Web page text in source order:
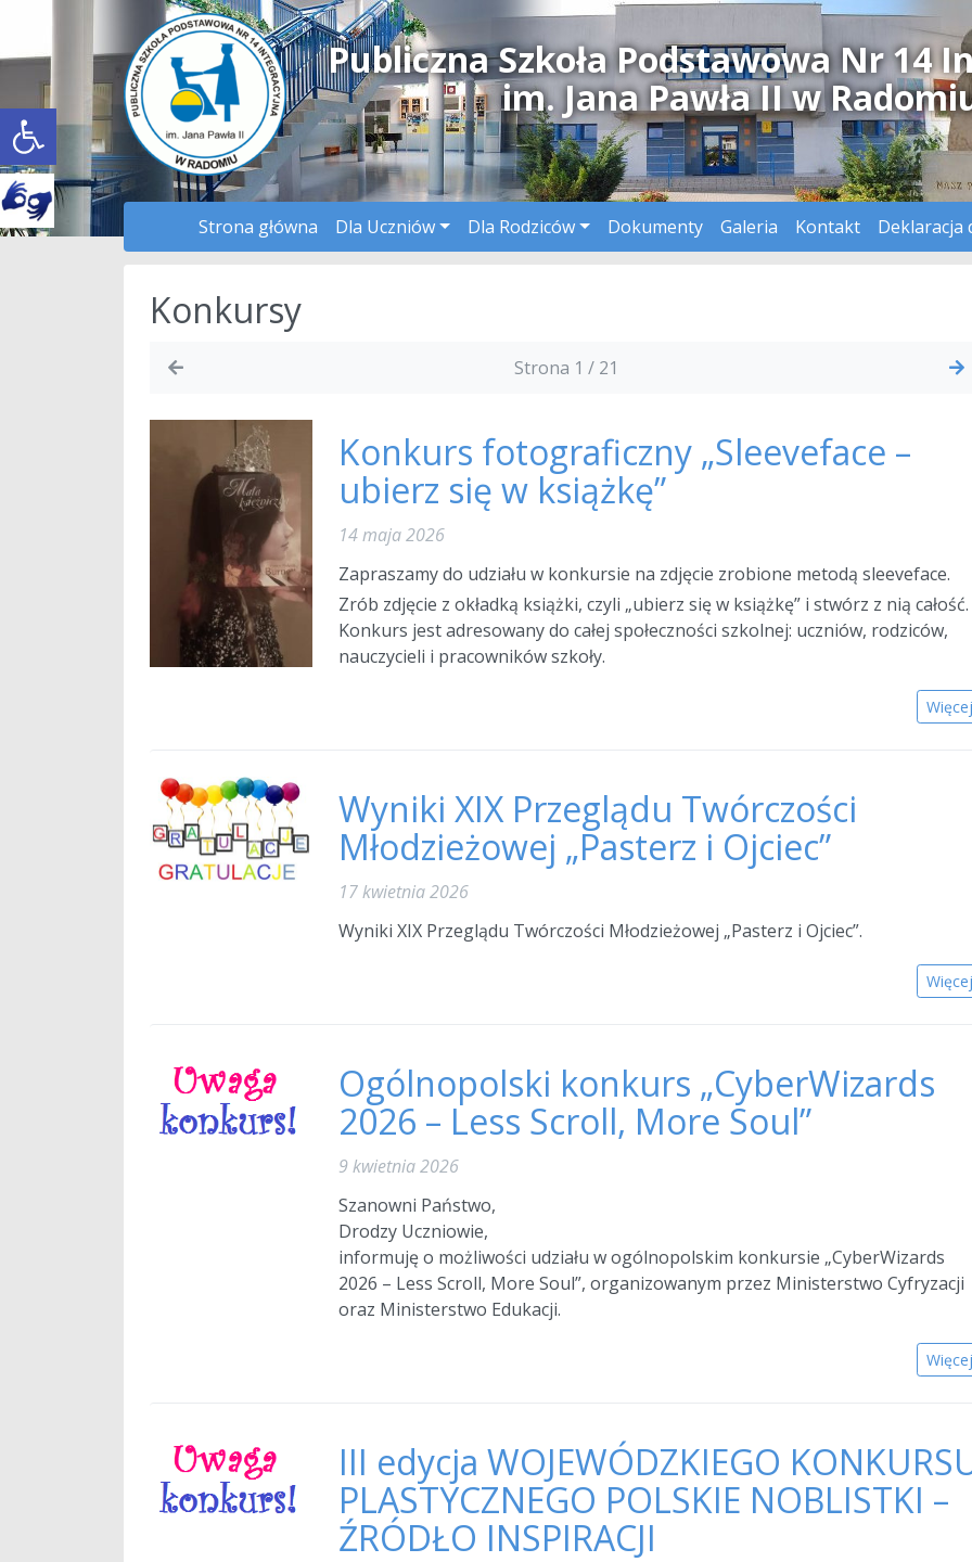
Open toolbar
Publiczna Szkoła Podstawowa Nr 14
im. Jana Pawła II w
Strona główna Dla Uczniów Dla Rodziców Dokumenty Galeria Kontakt Deklaracja
Konkursy
Strona 1 / 21
Konkurs fotograficzny „Sleeveface –
ubierz się w książkę”
14 maja 2026
Zapraszamy do udziału w konkursie na zdjęcie zrobione metodą sleeveface.
Zrób zdjęcie z okładką książki, czyli „ubierz się w książkę” i stwórz z nią całość.
Konkurs jest adresowany do całej społeczności szkolnej: uczniów, rodziców,
nauczycieli i pracowników szkoły.
Więcej
Wyniki XIX Przeglądu Twórczości
Młodzieżowej „Pasterz i Ojciec”
17 kwietnia 2026
Wyniki XIX Przeglądu Twórczości Młodzieżowej „Pasterz i Ojciec”.
Więcej
Ogólnopolski konkurs „CyberWizards
2026 – Less Scroll, More Soul”
9 kwietnia 2026
Szanowni Państwo,
Drodzy Uczniowie,
informuję o możliwości udziału w ogólnopolskim konkursie „CyberWizards
2026 – Less Scroll, More Soul”, organizowanym przez Ministerstwo Cyfryzacji
oraz Ministerstwo Edukacji.
Więcej
III edycja WOJEWÓDZKIEGO
PLASTYCZNEGO POLSKIE NOBLISTKI –
ŹRÓDŁO INSPIRACJI